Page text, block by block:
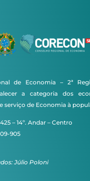
de Economia – 2ª
a categoria dos
serviço de Economia à
– 14º. Andar – Centro
905
Júlio Poloni